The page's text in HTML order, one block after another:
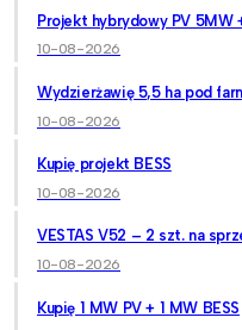
Projekt hybrydowy PV 5MW
10-08-2026
Wydzierżawię 5,5 ha pod
10-08-2026
Kupię projekt BESS
10-08-2026
VESTAS V52 – 2 szt. na
10-08-2026
Kupię 1 MW PV + 1 MW BESS